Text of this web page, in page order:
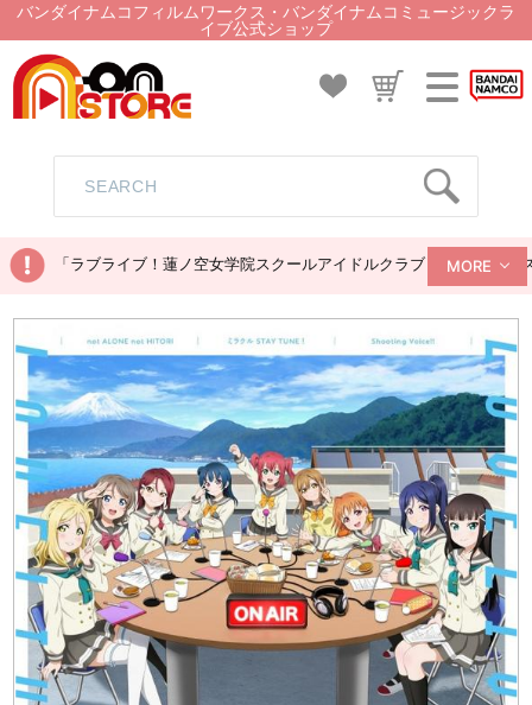
バンダイナムコフィルムワークス・バンダイナムコミュージックラ
イブ公式ショップ
「ラブライブ！蓮ノ空女学院スクールアイドルクラブ ぬいぐるみ
MORE